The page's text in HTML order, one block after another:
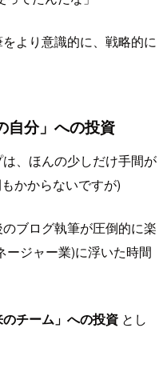
より意識的に、戦略的に
自分」への投資
、ほんの少しだけ手間が
かからないですが)
ブログ執筆が圧倒的に楽
ージャー業)に浮いた時間
のチーム」への投資 とし